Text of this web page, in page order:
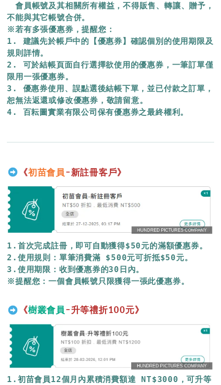
會員帳號及其相關所有權益，不得販售、轉讓、贈予，
不能與其它帳號合併。
※若有多張優惠券，提醒您：
1. 建議先於帳戶中的【優惠券】確認個別的使用期限及
規則詳情。
2. 可於結帳頁面自行選擇欲使用的優惠券，一筆訂單僅
限用一張優惠券。
3. 優惠券使用、誤點選後結帳下單，並已付款之訂單，
恕無法返還或修改優惠券，敬請留意。
4. 百耘圖實業有限公司保有優惠券之最終權利。
《初苗會員-新註冊客戶》
1.首次完成註冊，即可自動獲得$50元的滿額優惠券。
2.使用規則：單筆消費滿 $500元可折抵$50元。
3.使用期限：收到優惠券的30日內。
※提醒您：一個會員帳號只限獲得一張此優惠券。
《樹叢會員-升等禮折100元》
1.初苗會員12個月內累積消費額達 NT$3000，可升等